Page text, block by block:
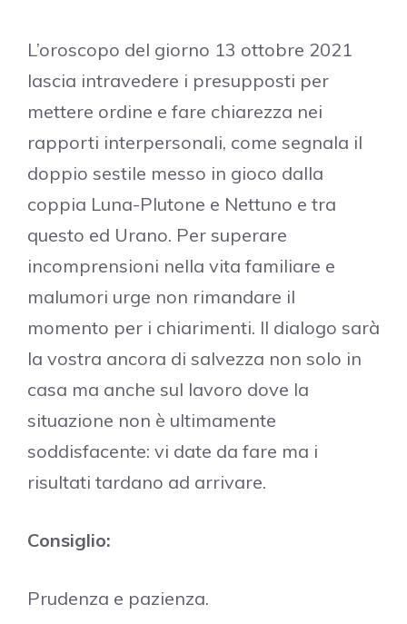
L’oroscopo del giorno 13 ottobre 2021
lascia intravedere i presupposti per
mettere ordine e fare chiarezza nei
rapporti interpersonali, come segnala il
doppio sestile messo in gioco dalla
coppia Luna-Plutone e Nettuno e tra
questo ed Urano. Per superare
incomprensioni nella vita familiare e
malumori urge non rimandare il
momento per i chiarimenti. Il dialogo sarà
la vostra ancora di salvezza non solo in
casa ma anche sul lavoro dove la
situazione non è ultimamente
soddisfacente: vi date da fare ma i
risultati tardano ad arrivare.
Consiglio:
Prudenza e pazienza.